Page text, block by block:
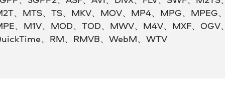
、MTS、TS、MKV、MOV、MP4、MPG、MPEG
、M1V、MOD、TOD、MWV、M4V、MXF、OGV
、RM、RMVB、WebM、WTV